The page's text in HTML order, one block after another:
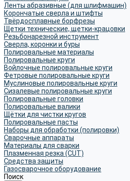
Ленты абразивные (для шлифмашин)
Корончатые сверла и штифты
Твёрдосплавные борфрезы
Щетки технические, щетки-крацовки
Резьбонарезной инструмент
Сверла, коронки и буры
Полировальные материалы
Полировальные круги
Войлочные полировальные круги
Фетровые полировальные круги
Муслиновые полировальные круги
Cизалевые полировальные круги
Полировальные головки
Полировальные валики
Щётки для чистки кругов
Полировальные пасты
Наборы для обработки (полировки)
Сварочные аппараты
Материалы для сварки
Плазменная резка (CUT)
Средства защиты
Газосварочное оборудование
Поиск